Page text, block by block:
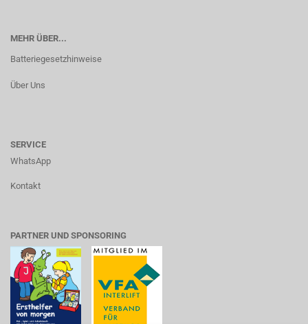
MEHR ÜBER...
Batteriegesetzhinweise
Über Uns
SERVICE
WhatsApp
Kontakt
PARTNER UND SPONSORING